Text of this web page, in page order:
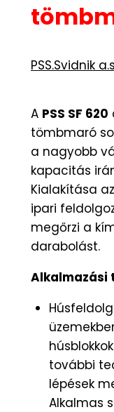
PSS.Svidnik a.s
A PSS SF 620
tömbmaró
a nagyobb
kapacitás
Kialakítása
ipari
megőrzi a
darabolást.
Alkalmazási
további
lépések
Alkalmas